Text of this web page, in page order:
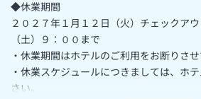
◆休業期間
２０２７年１月１２日（火）チェックア
（土）９：００まで
・休業期間はホテルのご利用をお断りさせ
・休業スケジュールにつきましては、ホ
さい。